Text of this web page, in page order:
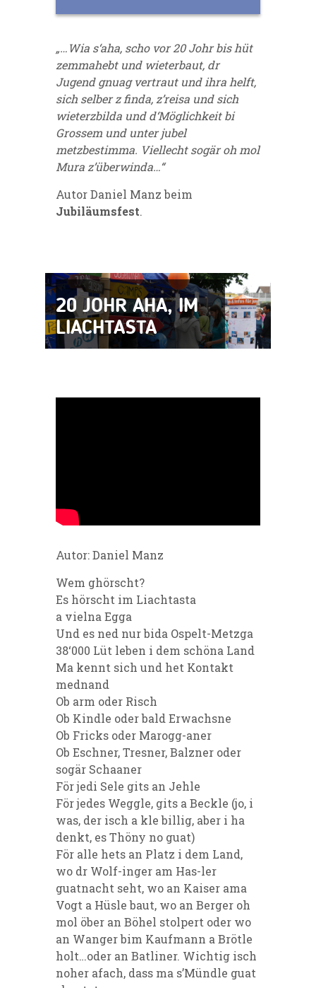
„…Wia s‘aha, scho vor 20 Johr bis hüt
zemmahebt und wieterbaut, dr
Jugend gnuag vertraut und ihra helft,
sich selber z finda, z’reisa und sich
wieterzbilda und d‘Möglichkeit bi
Grossem und unter jubel
metzbestimma. Viellecht sogär oh mol
Mura z’überwinda…“
Autor Daniel Manz beim
Jubiläumsfest.
20 JOHR AHA, IM
LIACHTASTA
Autor: Daniel Manz
Wem ghörscht?
Es hörscht im Liachtasta
a vielna Egga
Und es ned nur bida Ospelt-Metzga
38‘000 Lüt leben i dem schöna Land
Ma kennt sich und het Kontakt
mednand
Ob arm oder Risch
Ob Kindle oder bald Erwachsne
Ob Fricks oder Marogg-aner
Ob Eschner, Tresner, Balzner oder
sogär Schaaner
För jedi Sele gits an Jehle
För jedes Weggle, gits a Beckle (jo, i
was, der isch a kle billig, aber i ha
denkt, es Thöny no guat)
För alle hets an Platz i dem Land,
wo dr Wolf-inger am Has-ler
guatnacht seht, wo an Kaiser ama
Vogt a Hüsle baut, wo an Berger oh
mol öber an Böhel stolpert oder wo
an Wanger bim Kaufmann a Brötle
holt…oder an Batliner. Wichtig isch
noher afach, dass ma s’Mündle guat